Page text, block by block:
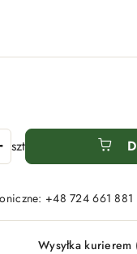
szt
+48 724 661 881
Wysyłka kurierem